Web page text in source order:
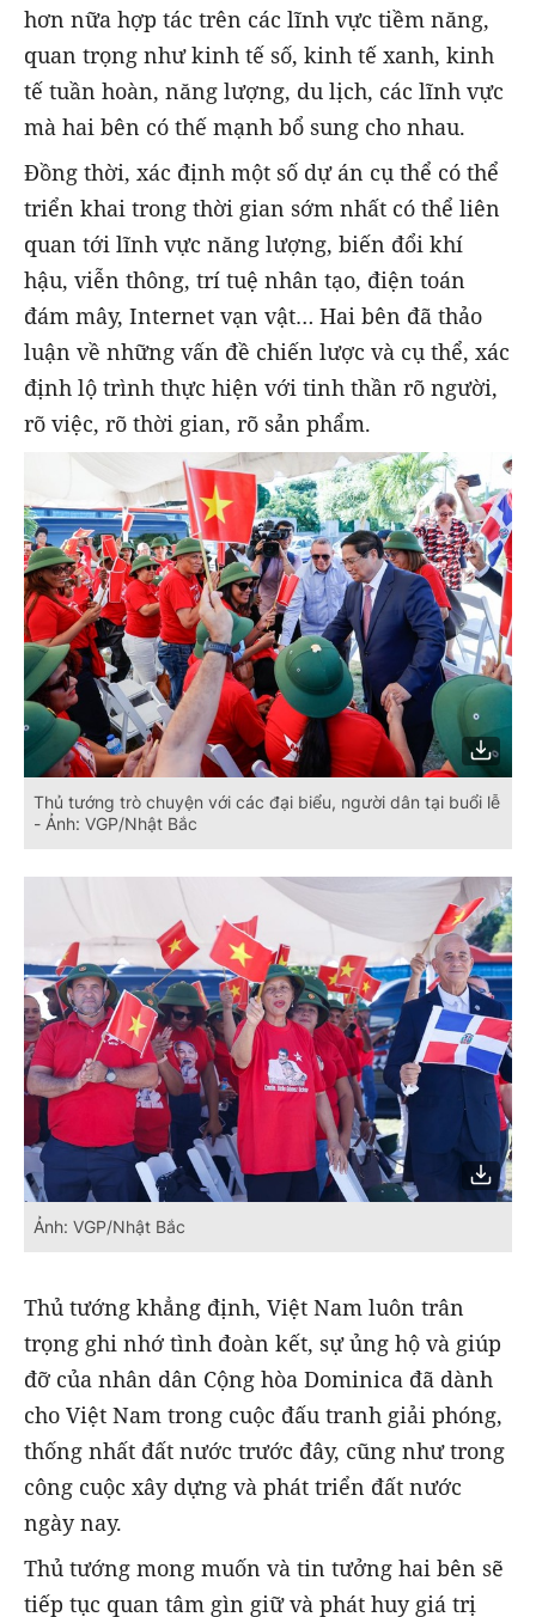
hơn nữa hợp tác trên các lĩnh vực tiềm năng,
quan trọng như kinh tế số, kinh tế xanh, kinh
tế tuần hoàn, năng lượng, du lịch, các lĩnh vực
mà hai bên có thế mạnh bổ sung cho nhau.
Đồng thời, xác định một số dự án cụ thể có thể
triển khai trong thời gian sớm nhất có thể liên
quan tới lĩnh vực năng lượng, biến đổi khí
hậu, viễn thông, trí tuệ nhân tạo, điện toán
đám mây, Internet vạn vật… Hai bên đã thảo
luận về những vấn đề chiến lược và cụ thể, xác
định lộ trình thực hiện với tinh thần rõ người,
rõ việc, rõ thời gian, rõ sản phẩm.
Thủ tướng trò chuyện với các đại biểu, người dân tại buổi lễ
- Ảnh: VGP/Nhật Bắc
Ảnh: VGP/Nhật Bắc
Thủ tướng khẳng định, Việt Nam luôn trân
trọng ghi nhớ tình đoàn kết, sự ủng hộ và giúp
đỡ của nhân dân Cộng hòa Dominica đã dành
cho Việt Nam trong cuộc đấu tranh giải phóng,
thống nhất đất nước trước đây, cũng như trong
công cuộc xây dựng và phát triển đất nước
ngày nay.
Thủ tướng mong muốn và tin tưởng hai bên sẽ
tiếp tục quan tâm gìn giữ và phát huy giá trị